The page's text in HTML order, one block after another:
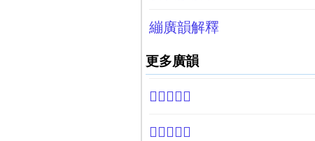
繃廣韻解釋
更多廣韻
𠋺廣韻解釋
𩒥廣韻解釋